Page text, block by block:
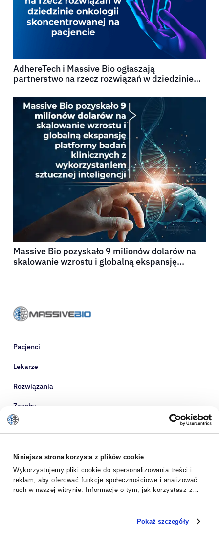
Niniejsza strona korzysta z plików cookie
Wykorzystujemy pliki cookie do spersonalizowania treści i
reklam, aby oferować funkcje społecznościowe i analizować
ruch w naszej witrynie. Informacje o tym, jak korzystasz z
reklamowym i analitycznym. Partnerzy mogą połączyć te
informacje z innymi danymi otrzymanymi od Ciebie lub
Pokaż szczegóły
AdhereTech i Massive Bio ogłaszają
partnerstwo na rzecz rozwiązań w dziedzinie
Massive Bio pozyskało 9 milionów dolarów na
skalowanie wzrostu i globalną ekspansję
Pacjenci
Lekarze
Rozwiązania
Zasoby
O nas